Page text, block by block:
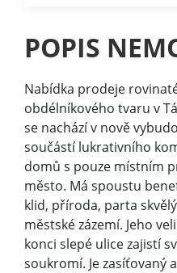
POPIS
Nabídka prodeje
obdélníkového tvaru v
se nachází v nově
součástí lukrativního
domů s pouze místním
město. Má spoustu
klid, příroda, parta
městské zázemí. Jeho
konci slepé ulice zajistí
soukromí. Je zasíťovaný